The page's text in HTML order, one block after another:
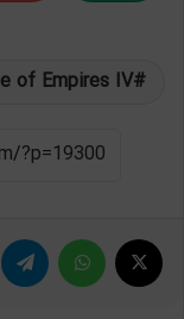
of Empires IV